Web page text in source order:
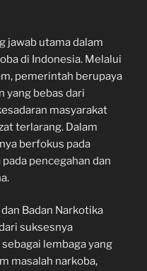
jawab utama dalam
di Indonesia. Melalui
pemerintah berupaya
yang bebas dari
masyarakat
terlarang. Dalam
berfokus pada
pencegahan dan
Badan Narkotika
suksesnya
lembaga yang
masalah narkoba,